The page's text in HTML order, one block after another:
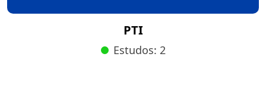
PTI
Estudos: 2